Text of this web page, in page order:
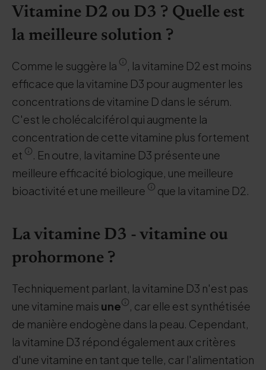
Vitamine D2 ou D3 ? Quelle est
la meilleure solution ?
Comme le suggère la
, la vitamine D2 est moins
efficace que la vitamine D3 pour augmenter les
concentrations de vitamine D dans le sérum.
C'est le cholécalciférol qui augmente la
concentration de cette vitamine plus fortement
et
. En outre, la vitamine D3 présente une
meilleure efficacité biologique, une meilleure
bioactivité et une meilleure
que la vitamine D2.
La vitamine D3 - vitamine ou
prohormone ?
Techniquement parlant, la vitamine D3 n'est pas
une vitamine mais une
, car elle est synthétisée
de manière endogène dans la peau. Cependant,
la vitamine D3 répond également aux critères
d'une vitamine en tant que telle, car l'alimentation